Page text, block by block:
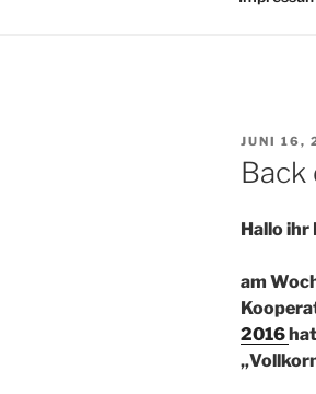
AM
JUNI 16,
Back
Hallo ihr
am
2016